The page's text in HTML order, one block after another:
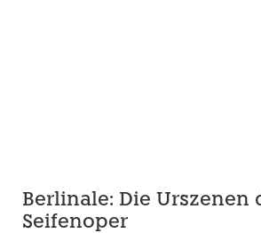
Berlinale: Die Urszenen
Seifenoper